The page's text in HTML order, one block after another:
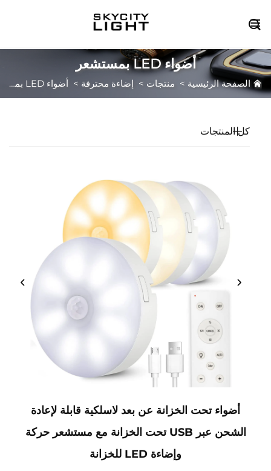

أضواء LED بمستشعر
الصفحة الرئيسية > منتجات > إضاءة محترفة > أضواء LED بمستشعر
كل المنتجات
أضواء تحت الخزانة عن بعد لاسلكية قابلة لإعادة
الشحن عبر USB تحت الخزانة مع مستشعر حركة
وإضاءة LED للخزانة